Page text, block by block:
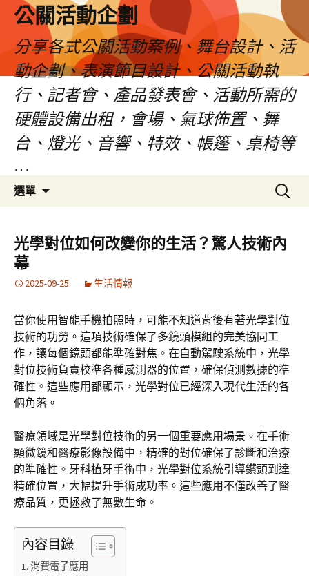
公關活動企劃
分享各式公關活動案例、舞台設計、活
動企劃、表演節目設計、公關活動執
行、記者會、產品發表會、活動所需的
硬體設備出租，會場、氣球佈置、舞
台、燈光、音響、特效、帳篷、桌椅等
…
選單
要
內
搜
尋
鍵
字:
光學對位如何改變你的生活？驚人技術內
幕
2025-09-25 生活情報
當你使用智能手機拍照時，可能不知道背後有著光學對位
技術的功勞。這項技術確保了多鏡頭模組的完美協同工
作，讓每個鏡頭都能準確對焦。在自動駕駛系統中，光學
對位技術負責校準各種感測器的位置，確保偵測數據的準
確性。這些應用都顯示，光學對位已經深入現代生活的各
個角落。
醫療領域是光學對位技術的另一個重要應用場景。在手術
顯微鏡和醫療影像設備中，精確的對位確保了診斷和治療
的準確性。牙科植牙手術中，光學對位系統引導鑽頭到達
精確位置，大幅提升手術成功率。這些應用不僅改善了醫
療品質，更拯救了無數生命。
內容目錄
消費電子應用